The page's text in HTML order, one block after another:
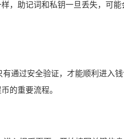
助记词和私钥一旦丢失，可能
通过安全验证，才能顺利进入钱
的重要流程。